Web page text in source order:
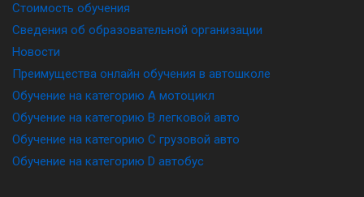
Стоимость обучения
Сведения об образовательной организации
Новости
Преимущества онлайн обучения в автошколе
Обучение на категорию A мотоцикл
Обучение на категорию B легковой авто
Обучение на категорию C грузовой авто
Обучение на категорию D автобус